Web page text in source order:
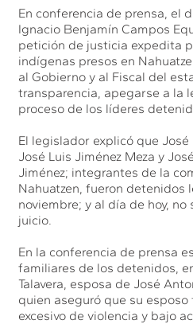
En conferencia de prensa, el
Ignacio Benjamín Campos
petición de justicia expedita
indígenas presos en
al Gobierno y al Fiscal del
transparencia, apegarse a la
proceso de los líderes
El legislador explicó que José
José Luis Jiménez Meza y
Jiménez; integrantes de la
Nahuatzen, fueron detenidos
noviembre; y al día de hoy, no
juicio.
En la conferencia de prensa
familiares de los detenidos,
Talavera, esposa de José
quien aseguró que su
excesivo de violencia y bajo